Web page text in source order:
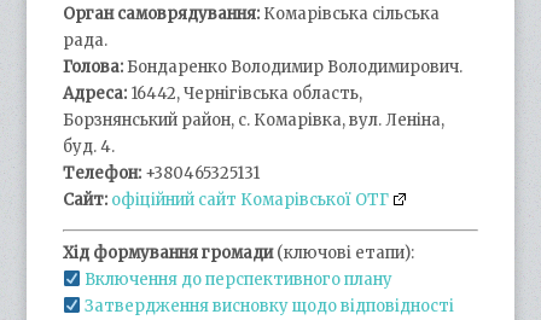
Орган самоврядування: Комарівська сільська
рада.
Голова:Бондаренко Володимир Володимирович.
Адреса: 16442, Чернігівська область,
Борзнянський район, с. Комарівка, вул. Леніна,
буд. 4.
Телефон: +380465325131
Сайт: офіційний сайт Комарівської ОТГ
Хід формування громади(ключові етапи):
Включення до перспективного плану
Затвердження висновку щодо відповідності